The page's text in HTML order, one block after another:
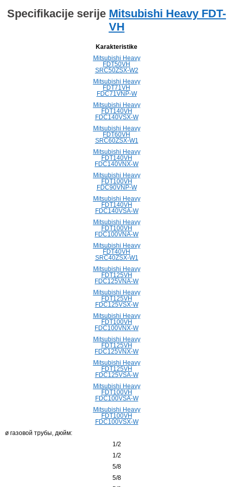
Specifikacije serije Mitsubishi Heavy FDT-
VH
Karakteristike
Mitsubishi Heavy
FDT50VH
SRC50ZSX-W2
Mitsubishi Heavy
FDT71VH
FDC71VNP-W
Mitsubishi Heavy
FDT140VH
FDC140VSX-W
Mitsubishi Heavy
FDT60VH
SRC60ZSX-W1
Mitsubishi Heavy
FDT140VH
FDC140VNX-W
Mitsubishi Heavy
FDT100VH
FDC90VNP-W
Mitsubishi Heavy
FDT140VH
FDC140VSA-W
Mitsubishi Heavy
FDT100VH
FDC100VNA-W
Mitsubishi Heavy
FDT40VH
SRC40ZSX-W1
Mitsubishi Heavy
FDT125VH
FDC125VNA-W
Mitsubishi Heavy
FDT125VH
FDC125VSX-W
Mitsubishi Heavy
FDT100VH
FDC100VNX-W
Mitsubishi Heavy
FDT125VH
FDC125VNX-W
Mitsubishi Heavy
FDT125VH
FDC125VSA-W
Mitsubishi Heavy
FDT100VH
FDC100VSA-W
Mitsubishi Heavy
FDT100VH
FDC100VSX-W
ø газовой трубы, дюйм:
1/2
1/2
5/8
5/8